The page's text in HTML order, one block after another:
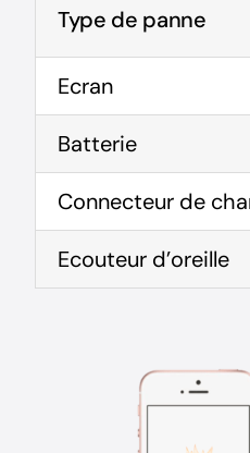
Acheter
Type de panne
Ecran
Batterie
Connecteur de
Ecouteur d’oreille